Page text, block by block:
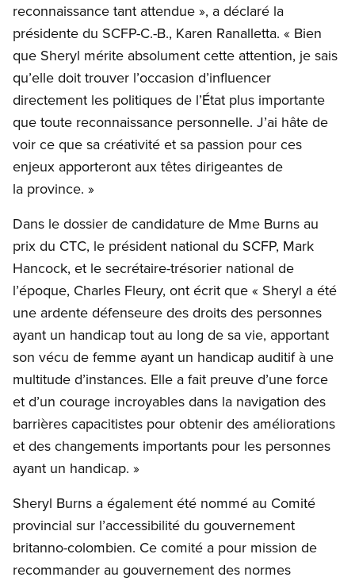
reconnaissance tant attendue », a déclaré la
présidente du SCFP-C.-B., Karen Ranalletta. « Bien
que Sheryl mérite absolument cette attention, je sais
qu’elle doit trouver l’occasion d’influencer
directement les politiques de l’État plus importante
que toute reconnaissance personnelle. J’ai hâte de
voir ce que sa créativité et sa passion pour ces
enjeux apporteront aux têtes dirigeantes de
la province. »
Dans le dossier de candidature de Mme Burns au
prix du CTC, le président national du SCFP, Mark
Hancock, et le secrétaire-trésorier national de
l’époque, Charles Fleury, ont écrit que « Sheryl a été
une ardente défenseure des droits des personnes
ayant un handicap tout au long de sa vie, apportant
son vécu de femme ayant un handicap auditif à une
multitude d’instances. Elle a fait preuve d’une force
et d’un courage incroyables dans la navigation des
barrières capacitistes pour obtenir des améliorations
et des changements importants pour les personnes
ayant un handicap. »
Sheryl Burns a également été nommé au Comité
provincial sur l’accessibilité du gouvernement
britanno-colombien. Ce comité a pour mission de
recommander au gouvernement des normes